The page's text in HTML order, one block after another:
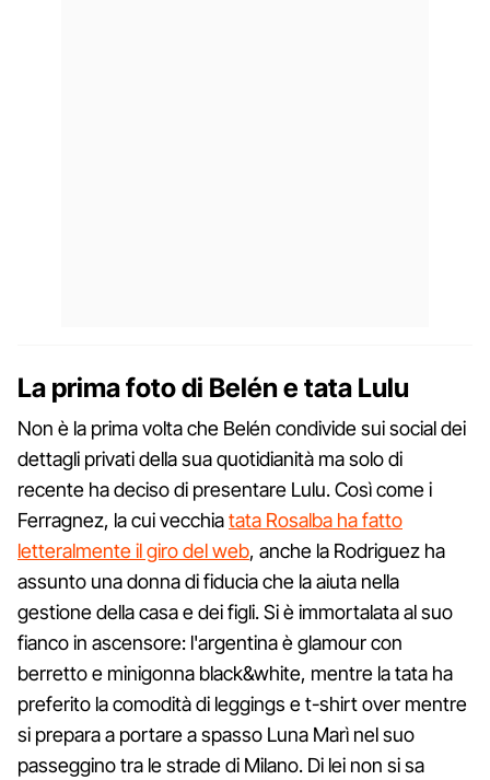
La prima foto di Belén e tata Lulu
Non è la prima volta che Belén condivide sui social dei
dettagli privati della sua quotidianità ma solo di
recente ha deciso di presentare Lulu. Così come i
Ferragnez, la cui vecchiatata Rosalba ha fatto
letteralmente il giro del web, anche la Rodriguez ha
assunto una donna di fiducia che la aiuta nella
gestione della casa e dei figli. Si è immortalata al suo
fianco in ascensore: l'argentina è glamour con
berretto e minigonna black&white, mentre la tata ha
preferito la comodità di leggings e t-shirt over mentre
si prepara a portare a spasso Luna Marì nel suo
passeggino tra le strade di Milano. Di lei non si sa